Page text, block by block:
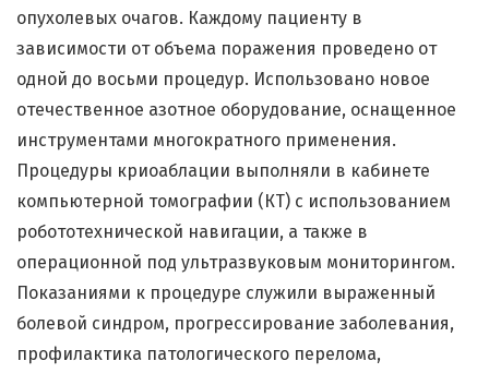
опухолевых очагов. Каждому пациенту в
зависимости от объема поражения проведено от
одной до восьми процедур. Использовано новое
отечественное азотное оборудование, оснащенное
инструментами многократного применения.
Процедуры криоаблации выполняли в кабинете
компьютерной томографии (КТ) с использованием
робототехнической навигации, а также в
операционной под ультразвуковым мониторингом.
Показаниями к процедуре служили выраженный
болевой синдром, прогрессирование заболевания,
профилактика патологического перелома,